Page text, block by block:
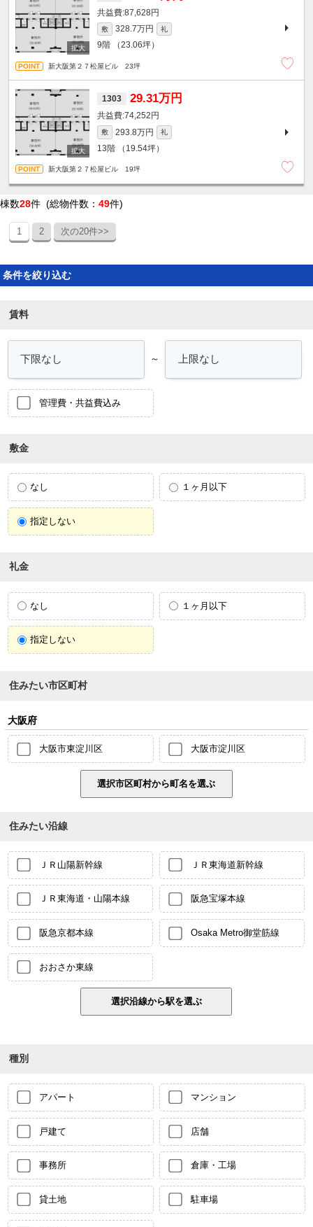
87,628円
敷 328.7万円 礼
9階 （23.06坪）
新大阪第２７松屋ビル 23坪
1303 29.31万円
74,252円
敷 293.8万円 礼
13階 （19.54坪）
新大阪第２７松屋ビル 19坪
棟数28件 (総物件数： 49件)
1 2 次の20件>>
条件を絞り込む
賃料
～
管理費・共益費込み
敷金
なし １ヶ月以下
指定しない
礼金
なし １ヶ月以下
指定しない
住みたい市区町村
大阪府
大阪市東淀川区 大阪市淀川区
住みたい沿線
ＪＲ山陽新幹線 ＪＲ東海道新幹線
ＪＲ東海道・山陽本線 阪急宝塚本線
阪急京都本線 Osaka Metro御堂筋線
おおさか東線
種別
アパート マンション
戸建て 店舗
事務所 倉庫・工場
貸土地 駐車場